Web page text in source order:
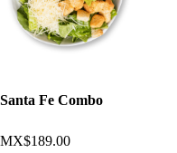
Santa Fe Combo
MX$189.00